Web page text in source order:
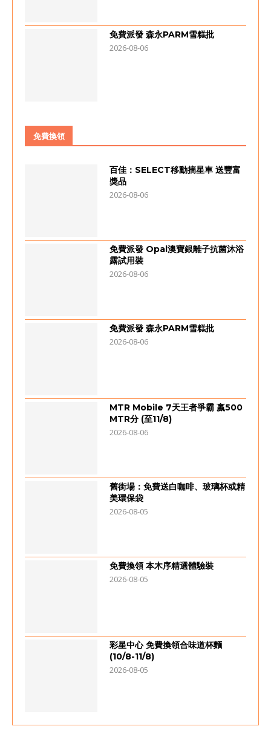
免費派發 森永PARM雪糕批
2026-08-06
免費換領
百佳：SELECT移動摘星車 送豐富
獎品
2026-08-06
免費派發 Opal澳寶銀離子抗菌沐浴
露試用裝
2026-08-06
免費派發 森永PARM雪糕批
2026-08-06
MTR Mobile 7天王者爭霸 嬴500
MTR分 (至11/8)
2026-08-06
舊街場：免費送白咖啡、玻璃杯或精
美環保袋
2026-08-05
免費換領 本木序精選體驗裝
2026-08-05
彩星中心 免費換領合味道杯麵
(10/8-11/8)
2026-08-05